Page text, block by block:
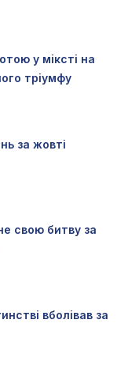
у міксті на
тріумфу
за жовті
свою битву за
вболівав за